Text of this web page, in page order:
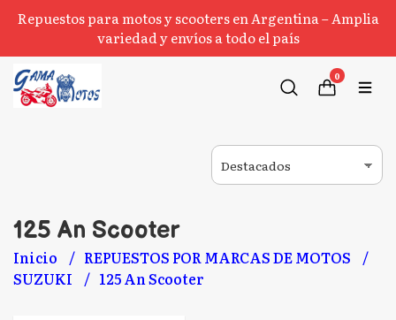
Repuestos para motos y scooters en Argentina – Amplia
variedad y envíos a todo el país
0
125 An Scooter
Inicio
REPUESTOS POR MARCAS DE MOTOS
SUZUKI
125 An Scooter